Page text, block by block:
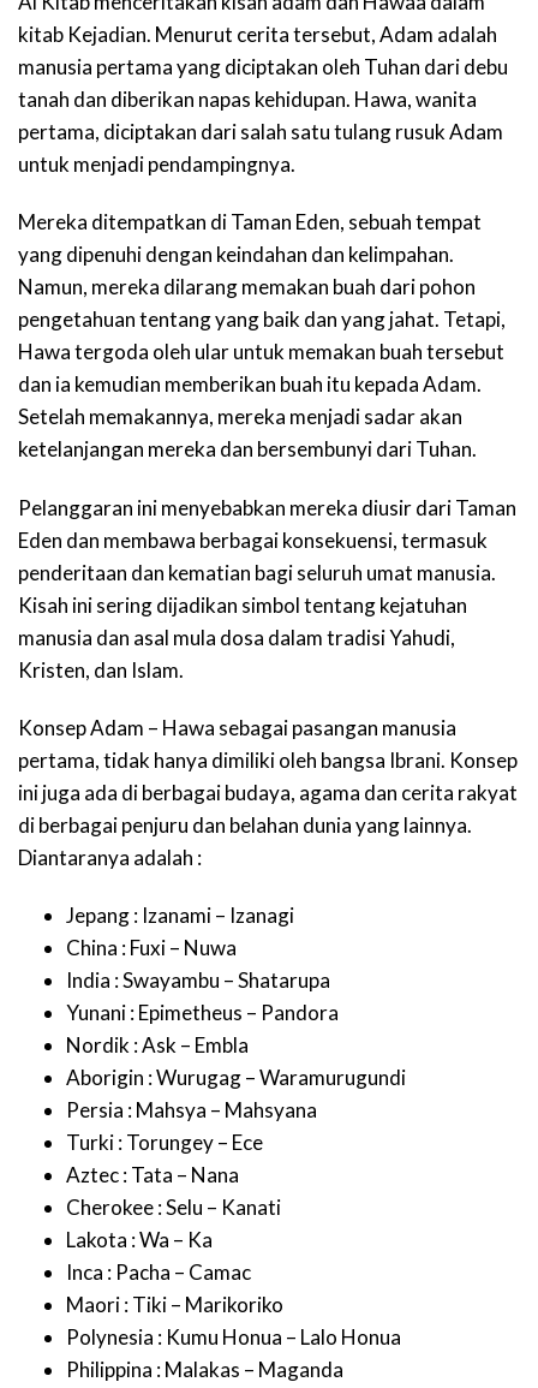
kitab Kejadian. Menurut cerita tersebut, Adam adalah
manusia pertama yang diciptakan oleh Tuhan dari debu
tanah dan diberikan napas kehidupan. Hawa, wanita
pertama, diciptakan dari salah satu tulang rusuk Adam
untuk menjadi pendampingnya.
Mereka ditempatkan di Taman Eden, sebuah tempat
yang dipenuhi dengan keindahan dan kelimpahan.
Namun, mereka dilarang memakan buah dari pohon
pengetahuan tentang yang baik dan yang jahat. Tetapi,
Hawa tergoda oleh ular untuk memakan buah tersebut
dan ia kemudian memberikan buah itu kepada Adam.
Setelah memakannya, mereka menjadi sadar akan
ketelanjangan mereka dan bersembunyi dari Tuhan.
Pelanggaran ini menyebabkan mereka diusir dari Taman
Eden dan membawa berbagai konsekuensi, termasuk
penderitaan dan kematian bagi seluruh umat manusia.
Kisah ini sering dijadikan simbol tentang kejatuhan
manusia dan asal mula dosa dalam tradisi Yahudi,
Kristen, dan Islam.
Konsep Adam – Hawa sebagai pasangan manusia
pertama, tidak hanya dimiliki oleh bangsa Ibrani. Konsep
ini juga ada di berbagai budaya, agama dan cerita rakyat
di berbagai penjuru dan belahan dunia yang lainnya.
Diantaranya adalah :
Jepang : Izanami – Izanagi
China : Fuxi – Nuwa
India : Swayambu – Shatarupa
Yunani : Epimetheus – Pandora
Nordik : Ask – Embla
Aborigin : Wurugag – Waramurugundi
Persia : Mahsya – Mahsyana
Turki : Torungey – Ece
Aztec : Tata – Nana
Cherokee : Selu – Kanati
Lakota : Wa – Ka
Inca : Pacha – Camac
Maori : Tiki – Marikoriko
Polynesia : Kumu Honua – Lalo Honua
Philippina : Malakas – Maganda